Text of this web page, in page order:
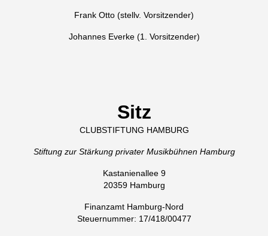
Frank Otto (stellv. Vorsitzender)
Johannes Everke (1. Vorsitzender)
Sitz
CLUBSTIFTUNG HAMBURG
Stiftung zur Stärkung privater Musikbühnen Hamburg
Kastanienallee 9
20359 Hamburg
Finanzamt Hamburg-Nord
Steuernummer: 17/418/00477